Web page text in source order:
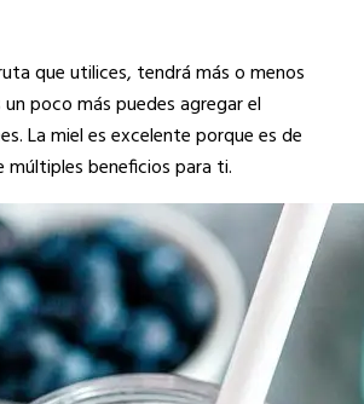
que utilices, tendrá más o menos
poco más puedes agregar el
La miel es excelente porque es de
beneficios para ti.